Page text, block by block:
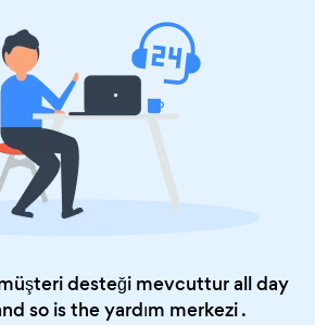
desteği mevcuttur all day
so is theyardım merkezi.